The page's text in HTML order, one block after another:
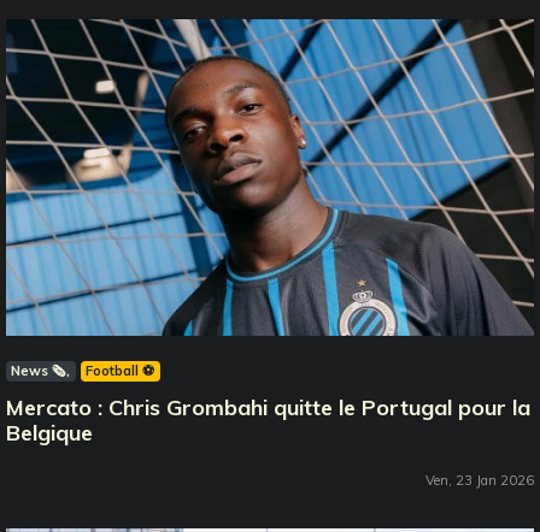
News 🗞️ Football ⚽️
Mercato : Chris Grombahi quitte le Portugal pour la
Belgique
Ven, 23 Jan 2026